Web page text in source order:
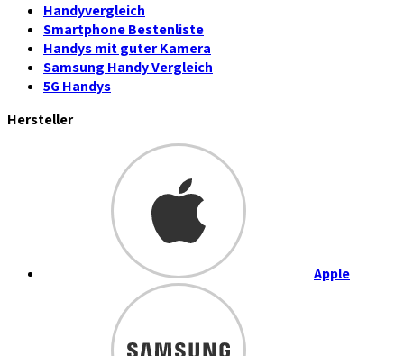
Handyvergleich
Smartphone Bestenliste
Handys mit guter Kamera
Samsung Handy Vergleich
5G Handys
Hersteller
Apple